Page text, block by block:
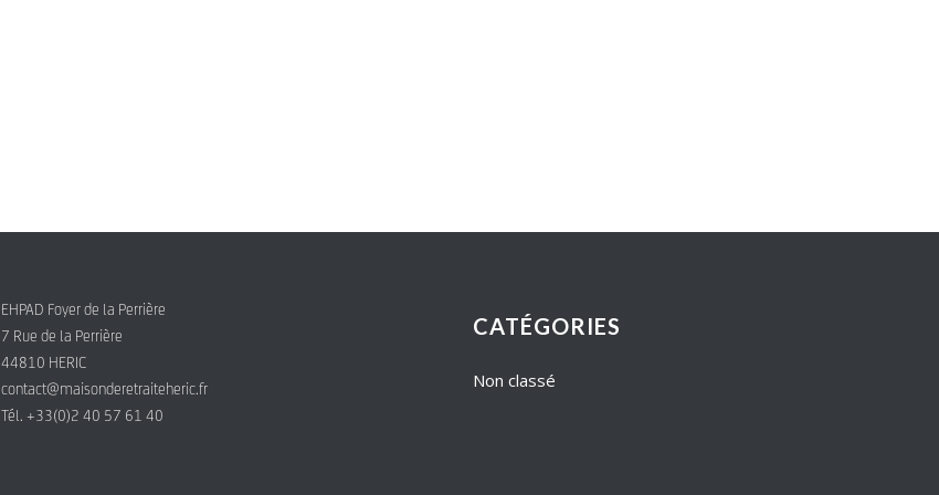
EHPAD Foyer de la Perrière
7 Rue de la Perrière
44810 HERIC
contact@maisonderetraiteheric.fr
Tél. +33(0)2 40 57 61 40
CATÉGORIES
Non classé